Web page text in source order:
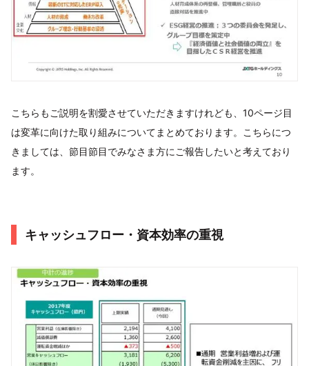
こちらもご説明を割愛させていただきますけれども、10ページ目
は変革に向けた取り組みについてまとめております。こちらにつ
きましては、節目節目でみなさま方にご報告したいと考えており
ます。
キャッシュフロー・資本効率の重視